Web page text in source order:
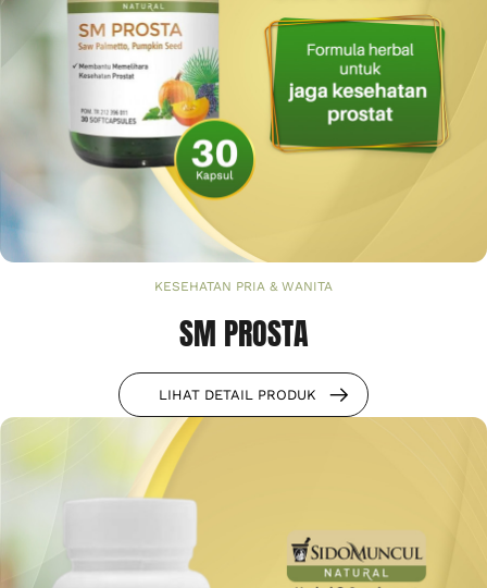
KESEHATAN PRIA & WANITA
SM PROSTA
LIHAT DETAIL PRODUK